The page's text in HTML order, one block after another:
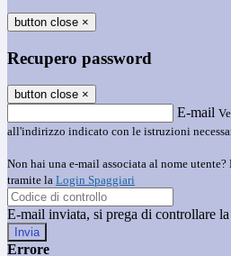
button close ×
Recupero password
button close ×
E-mail
all'indirizzo indicato con le istruzioni
Non hai una e-mail associata al nome
tramite la Login Spaggiari
E-mail inviata, si prega di controllare
Errore